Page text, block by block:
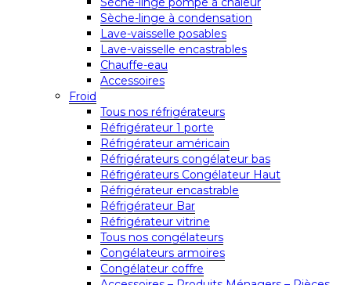
Sèche-linge à condensation
Lave-vaisselle posables
Lave-vaisselle encastrables
Chauffe-eau
Accessoires
Froid
Tous nos réfrigérateurs
Réfrigérateur 1 porte
Réfrigérateur américain
Réfrigérateurs congélateur bas
Réfrigérateurs Congélateur Haut
Réfrigérateur encastrable
Réfrigérateur Bar
Réfrigérateur vitrine
Tous nos congélateurs
Congélateurs armoires
Congélateur coffre